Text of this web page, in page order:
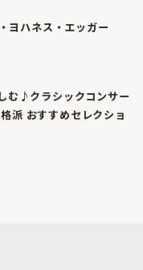
ヨハネス・エッガー
む♪クラシックコンサー
派 おすすめセレクショ